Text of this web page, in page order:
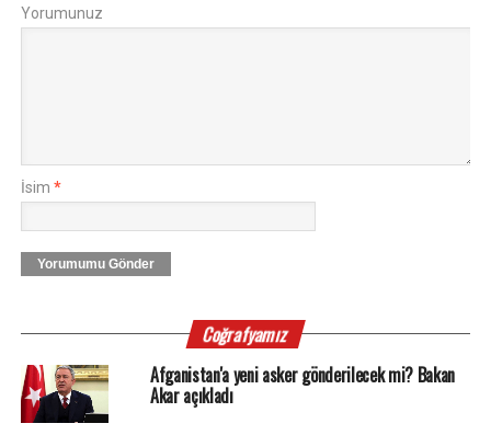
Yorumunuz
İsim *
Yorumumu Gönder
Coğrafyamız
Afganistan'a yeni asker gönderilecek mi? Bakan
Akar açıkladı